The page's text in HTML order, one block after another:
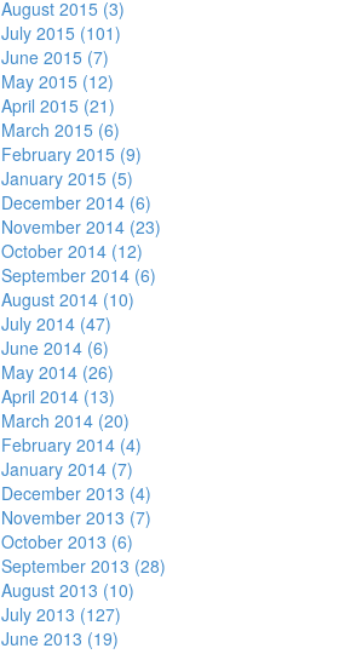
August 2015 (3)
July 2015 (101)
June 2015 (7)
May 2015 (12)
April 2015 (21)
March 2015 (6)
February 2015 (9)
January 2015 (5)
December 2014 (6)
November 2014 (23)
October 2014 (12)
September 2014 (6)
August 2014 (10)
July 2014 (47)
June 2014 (6)
May 2014 (26)
April 2014 (13)
March 2014 (20)
February 2014 (4)
January 2014 (7)
December 2013 (4)
November 2013 (7)
October 2013 (6)
September 2013 (28)
August 2013 (10)
July 2013 (127)
June 2013 (19)